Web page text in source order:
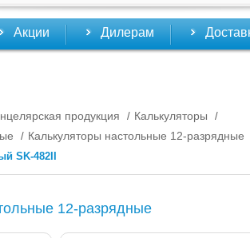
Акции Дилерам
продукция / Калькуляторы /
/ Калькуляторы настольные 12-разрядные
SK-482II
12-разрядные